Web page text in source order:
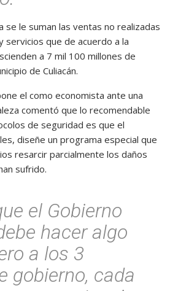
se le suman las ventas no realizadas
servicios que de acuerdo a la
a 7 mil 100 millones de
de Culiacán.
el como economista ante una
comentó que lo recomendable
de seguridad es que el
diseñe un programa especial que
resarcir parcialmente los daños
sufrido.
el Gobierno
hacer algo
a los 3
gobierno, cada